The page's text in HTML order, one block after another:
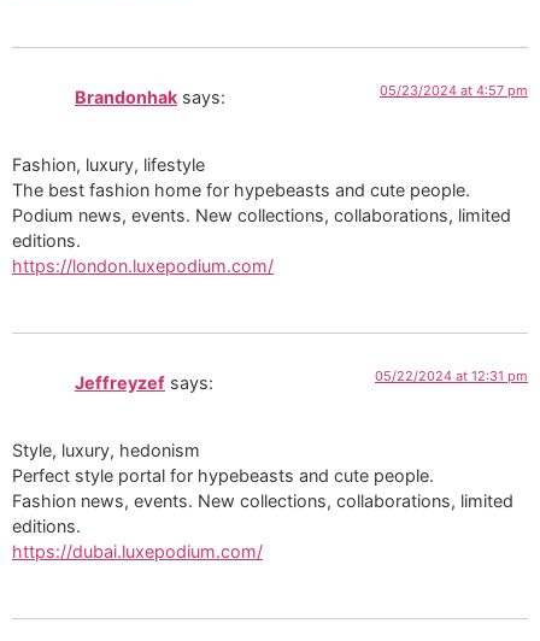
Brandonhak says: 05/23/2024 at 4:57 pm
Fashion, luxury, lifestyle
The best fashion home for hypebeasts and cute people.
Podium news, events. New collections, collaborations, limited
editions.
https://london.luxepodium.com/
Jeffreyzef says: 05/22/2024 at 12:31 pm
Style, luxury, hedonism
Perfect style portal for hypebeasts and cute people.
Fashion news, events. New collections, collaborations, limited
editions.
https://dubai.luxepodium.com/